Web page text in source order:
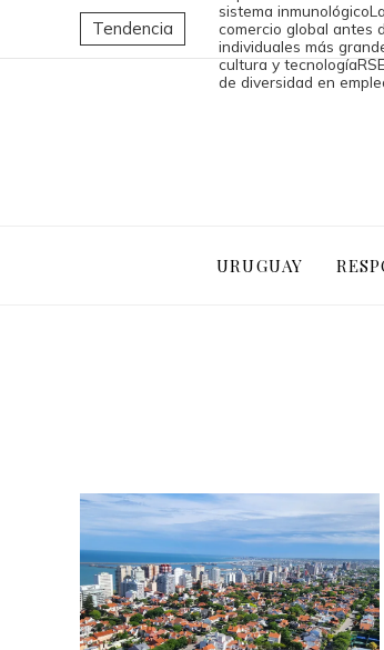
Tendencia
sistema inmunológico
comercio global antes
individuales más
cultura y tecnología
de diversidad en
URUGUAY